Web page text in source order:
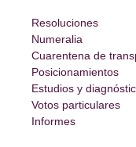
Resoluciones
Numeralia
Cuarentena de
Posicionamientos
Estudios y
Votos particulares
Informes